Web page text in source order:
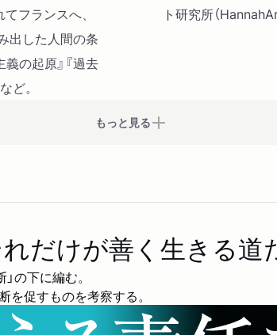
フランスへ、
出した人間の条
の起原』『過去
ど。
ト研究所（
もっと見る
だけが善く生きる道
の下に編む。
促すものを考察する。